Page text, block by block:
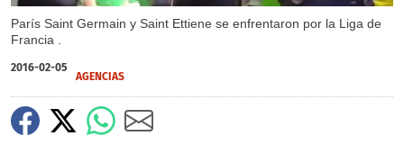
París Saint Germain y Saint Ettiene se enfrentaron por la Liga de
Francia .
2016-02-05
AGENCIAS